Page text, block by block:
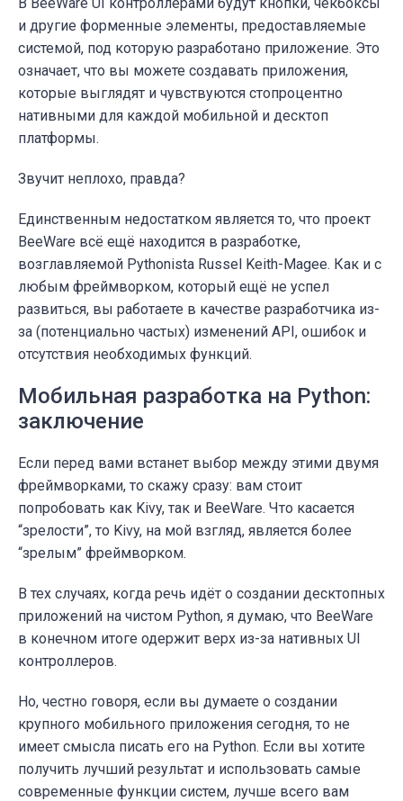
и другие форменные элементы, предоставляемые
системой, под которую разработано приложение. Это
означает, что вы можете создавать приложения,
которые выглядят и чувствуются стопроцентно
нативными для каждой мобильной и десктоп
платформы.
Звучит неплохо, правда?
Единственным недостатком является то, что проект
BeeWare всё ещё находится в разработке,
возглавляемой Pythonista Russel Keith-Magee. Как и с
любым фреймворком, который ещё не успел
развиться, вы работаете в качестве разработчика из-
за (потенциально частых) изменений API, ошибок и
отсутствия необходимых функций.
Мобильная разработка на Python:
заключение
Если перед вами встанет выбор между этими двумя
фреймворками, то скажу сразу: вам стоит
попробовать как Kivy, так и BeeWare. Что касается
“зрелости”, то Kivy, на мой взгляд, является более
“зрелым” фреймворком.
В тех случаях, когда речь идёт о создании десктопных
приложений на чистом Python, я думаю, что BeeWare
в конечном итоге одержит верх из-за нативных UI
контроллеров.
Но, честно говоря, если вы думаете о создании
крупного мобильного приложения сегодня, то не
имеет смысла писать его на Python. Если вы хотите
получить лучший результат и использовать самые
современные функции систем, лучше всего вам